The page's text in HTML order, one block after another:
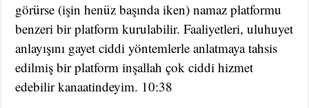
görürse (işin henüz başında iken) namaz platformu
benzeri bir platform kurulabilir. Faaliyetleri, uluhuyet
anlayışını gayet ciddi yöntemlerle anlatmaya tahsis
edilmiş bir platform inşallah çok ciddi hizmet
edebilir kanaatindeyim. 10:38